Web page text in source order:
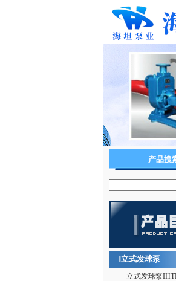
产品搜
立式发球泵
立式发球泵